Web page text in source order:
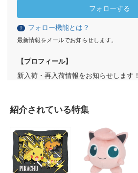
フォローする
？ フォロー機能とは？
最新情報をメールでお知らせします。
【プロフィール】
新入荷・再入荷情報をお知らせします！
紹介されている特集